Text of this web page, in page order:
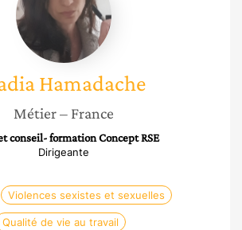
Hamadache
Métier– France
conseil- formation Concept RSE
Dirigeante
Violences sexistes et sexuelles
Qualité de vie au travail